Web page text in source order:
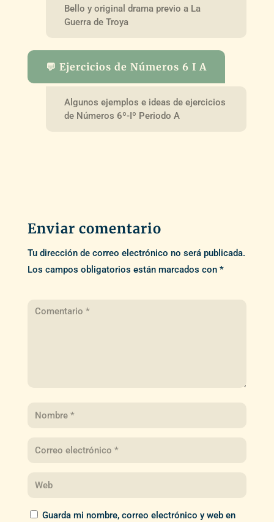
Bello y original drama previo a La
Guerra de Troya
💬 Ejercicios de Números 6 I A
Algunos ejemplos e ideas de ejercicios
de Números 6º-Iº Periodo A
Enviar comentario
Tu dirección de correo electrónico no será publicada.
Los campos obligatorios están marcados con *
Guarda mi nombre, correo electrónico y web en